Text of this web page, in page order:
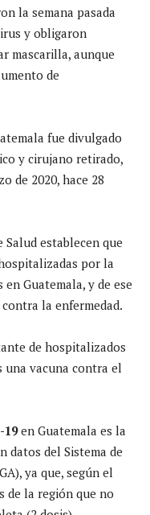
la semana pasada
y obligaron
mascarilla, aunque
de
fue divulgado
y cirujano retirado,
de 2020, hace 28
establecen que
por la
Guatemala, y de ese
la enfermedad.
de hospitalizados
una vacuna contra el
19en Guatemala es la
datos del Sistema de
ya que, según el
de la región que no